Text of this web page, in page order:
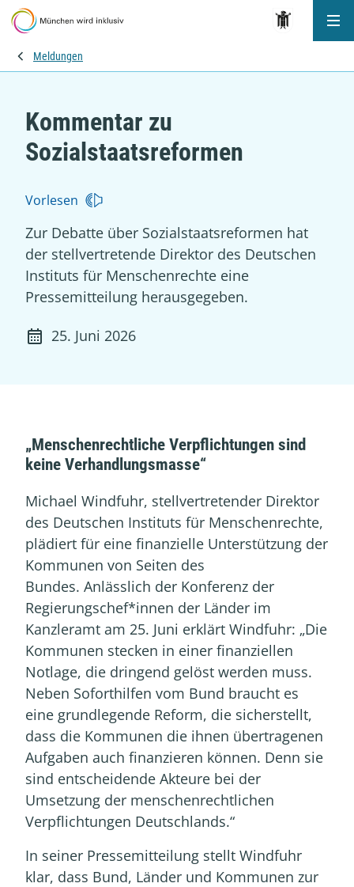
Meldungen
Kommentar zu
Sozialstaatsreformen
Vorlesen
25. Juni 2026
Zur Debatte über Sozialstaatsreformen hat
der stellvertretende Direktor des Deutschen
Instituts für Menschenrechte eine
Pressemitteilung herausgegeben.
„Menschenrechtliche Verpflichtungen sind
keine Verhandlungsmasse“
Michael Windfuhr, stellvertretender Direktor
des Deutschen Instituts für Menschenrechte,
plädiert für eine finanzielle Unterstützung der
Kommunen von Seiten des
Bundes. Anlässlich der Konferenz der
Regierungschef*innen der Länder im
Kanzleramt am 25. Juni erklärt Windfuhr: „Die
Kommunen stecken in einer finanziellen
Notlage, die dringend gelöst werden muss.
Neben Soforthilfen vom Bund braucht es
eine grundlegende Reform, die sicherstellt,
dass die Kommunen die ihnen übertragenen
Aufgaben auch finanzieren können. Denn sie
sind entscheidende Akteure bei der
Umsetzung der menschenrechtlichen
Verpflichtungen Deutschlands.“
In seiner Pressemitteilung stellt Windfuhr
klar, dass Bund, Länder und Kommunen zur